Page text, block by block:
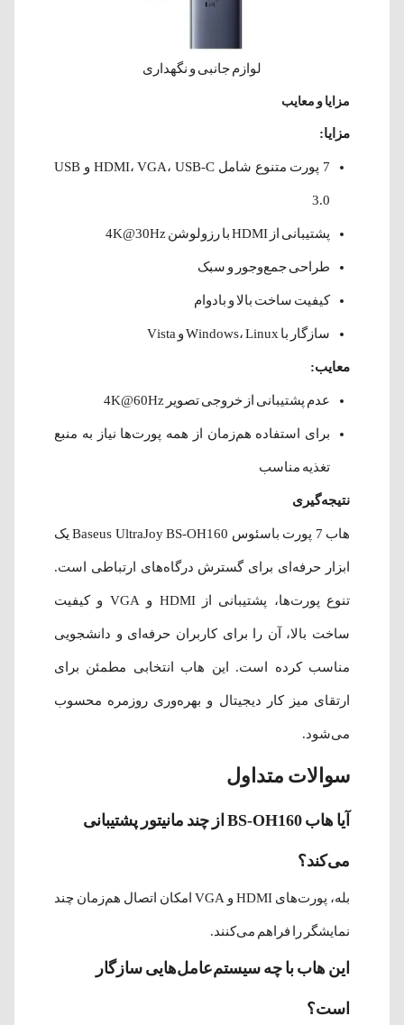
لوازم جانبی و نگهداری
مزایا و معایب
مزایا:
7 پورت متنوع شامل HDMI، VGA، USB-C و USB
3.0
پشتیبانی از HDMI با رزولوشن 4K@30Hz
طراحی جمع‌وجور و سبک
کیفیت ساخت بالا و بادوام
سازگار با Windows، Linux و Vista
معایب:
عدم پشتیبانی از خروجی تصویر 4K@60Hz
برای استفاده هم‌زمان از همه پورت‌ها نیاز به منبع
تغذیه مناسب
نتیجه‌گیری
هاب 7 پورت باسئوس Baseus UltraJoy BS-OH160 یک
ابزار حرفه‌ای برای گسترش درگاه‌های ارتباطی است.
تنوع پورت‌ها، پشتیبانی از HDMI و VGA و کیفیت
ساخت بالا، آن را برای کاربران حرفه‌ای و دانشجویی
مناسب کرده است. این هاب انتخابی مطمئن برای
ارتقای میز کار دیجیتال و بهره‌وری روزمره محسوب
می‌شود.
سوالات متداول
آیا هاب BS-OH160 از چند مانیتور پشتیبانی
می‌کند؟
بله، پورت‌های HDMI و VGA امکان اتصال هم‌زمان چند
نمایشگر را فراهم می‌کنند.
این هاب با چه سیستم‌عامل‌هایی سازگار
است؟